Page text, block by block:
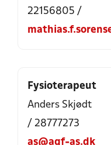
22156805 /
Fysioterapeut
Anders Skjødt
/ 28777273
as@agf-as.dk